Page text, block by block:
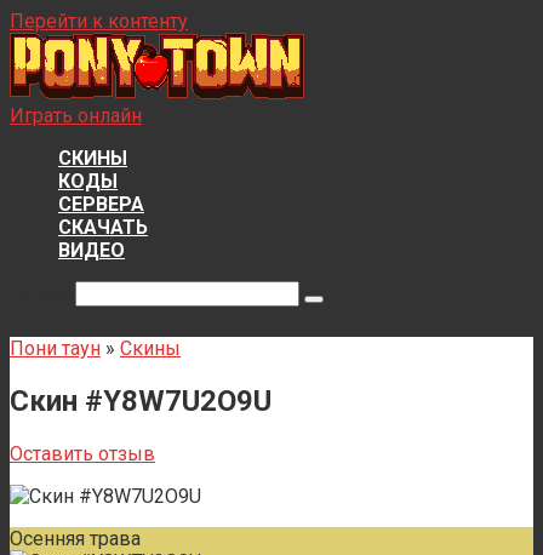
Перейти к контенту
Играть онлайн
СКИНЫ
КОДЫ
СЕРВЕРА
СКАЧАТЬ
ВИДЕО
Пони таун » Скины
Скин #Y8W7U2O9U
Оставить отзыв
Осенняя трава